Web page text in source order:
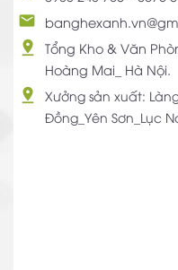
Tổng Kho & Văn
Hoàng Mai_ Hà Nội.
Xưởng sản xuất:
Đồng_Yên Sơn_Lục